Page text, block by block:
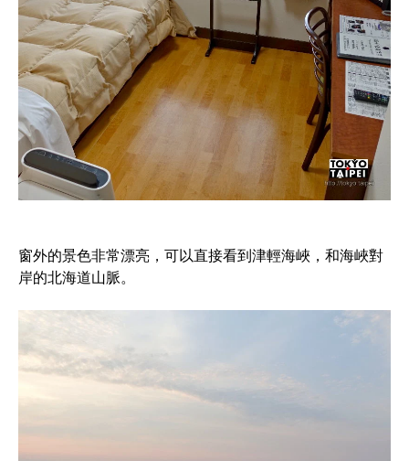
窗外的景色非常漂亮，可以直接看到津輕海峽，和海峽對
岸的北海道山脈。